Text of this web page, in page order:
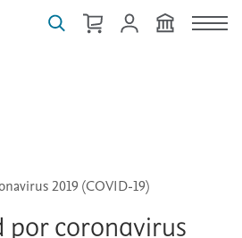
2019 (COVID-19)
por coronavirus